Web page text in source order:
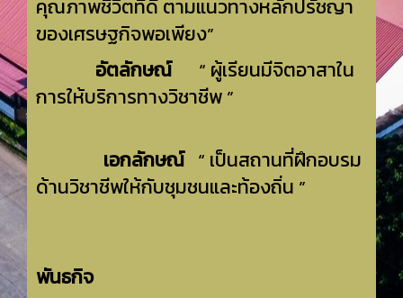
คุณภาพชีวิตที่ดี ตามแนวทางหลักปรัชญา
ของเศรษฐกิจพอเพียง”
อัตลักษณ์
“ ผู้เรียนมีจิตอาสาใน
การให้บริการทางวิชาชีพ ”
เอกลักษณ์ “ เป็นสถานที่ฝึกอบรม
ด้านวิชาชีพให้กับชุมชนและท้องถิ่น ”
พันธกิจ